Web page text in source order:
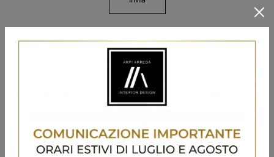
Sfoglia i cataloghi